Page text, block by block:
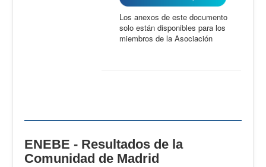
Los anexos de este documento
solo están disponibles para los
miembros de la Asociación
ENEBE - Resultados de la
Comunidad de Madrid